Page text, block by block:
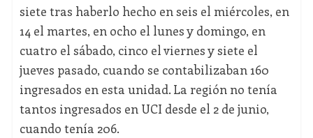
siete tras haberlo hecho en seis el miércoles, en
14 el martes, en ocho el lunes y domingo, en
cuatro el sábado, cinco el viernes y siete el
jueves pasado, cuando se contabilizaban 160
ingresados en esta unidad. La región no tenía
tantos ingresados en UCI desde el 2 de junio,
cuando tenía 206.